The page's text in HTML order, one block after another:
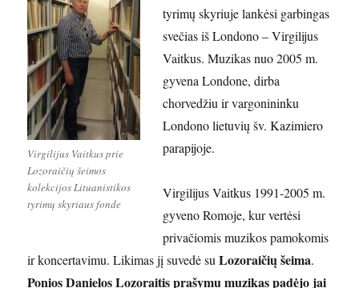
Virgilijus Vaitkus prie
Lozoraičių šeimos
kolekcijos Lituanistikos
tyrimų skyriaus fonde
tyrimų skyriuje lankėsi garbingas
svečias iš Londono – Virgilijus
Vaitkus. Muzikas nuo 2005 m.
gyvena Londone, dirba
chorvedžiu ir vargonininku
Londono lietuvių šv. Kazimiero
parapijoje.
Virgilijus Vaitkus 1991-2005 m.
gyveno Romoje, kur vertėsi
privačiomis muzikos pamokomis
ir koncertavimu. Likimas jį suvedė suLozoraičių šeima.
Ponios Danielos Lozoraitis prašymu muzikas padėjo jai